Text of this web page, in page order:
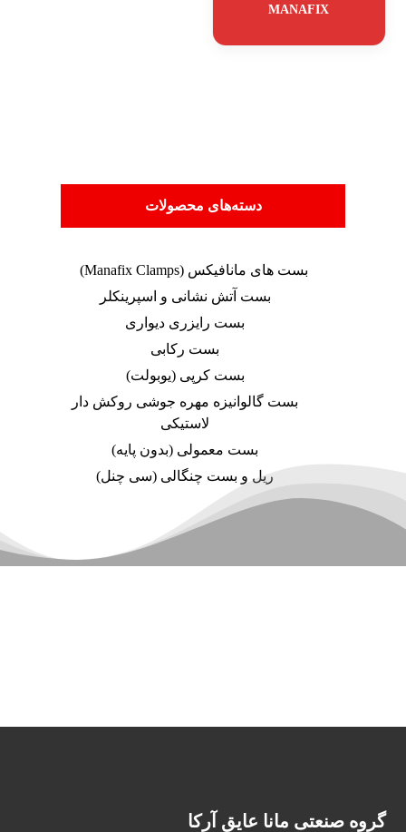
MANAFIX
دسته‌های محصولات
بست های مانافیکس (Manafix Clamps)
بست آتش نشانی و اسپرینکلر
بست رایزری دیواری
بست رکابی
بست کرپی (یوبولت)
بست گالوانیزه مهره جوشی روکش دار
لاستیکی
بست معمولی (بدون پایه)
ریل و بست چنگالی (سی چنل)
گروه صنعتی مانا عایق آرکا